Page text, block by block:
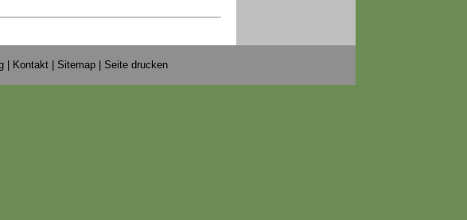
Kontakt Sitemap Seite drucken